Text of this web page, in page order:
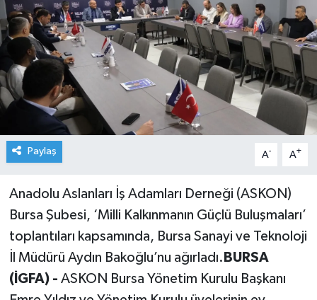
Paylaş A- A+
Anadolu Aslanları İş Adamları Derneği (ASKON)
Bursa Şubesi, ‘Milli Kalkınmanın Güçlü Buluşmaları’
toplantıları kapsamında, Bursa Sanayi ve Teknoloji
İl Müdürü Aydın Bakoğlu’nu ağırladı. BURSA
(İGFA) - ASKON Bursa Yönetim Kurulu Başkanı